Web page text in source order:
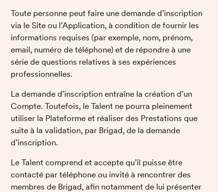
Toute personne peut faire une demande d’inscription
via le Site ou l’Application, à condition de fournir les
informations requises (par exemple, nom, prénom,
email, numéro de téléphone) et de répondre à une
série de questions relatives à ses expériences
professionnelles.
La demande d’inscription entraîne la création d’un
Compte. Toutefois, le Talent ne pourra pleinement
utiliser la Plateforme et réaliser des Prestations que
suite à la validation, par Brigad, de la demande
d’inscription.
Le Talent comprend et accepte qu’il puisse être
contacté par téléphone ou invité à rencontrer des
membres de Brigad, afin notamment de lui présenter